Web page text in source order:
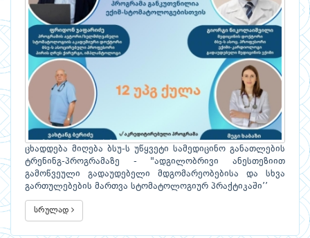
ცხადდება მიღება ბსუ-ს უწყვეტი სამედიცინო განათლების
ტრენინგ-პროგრამაზე - "ადგილობრივი ანესთეზიით
გამოწვეული გადაუდებელი მდგომარეობებისა და სხვა
გართულებების მართვა სტომატოლოგიურ პრაქტიკაში’’
სრულად